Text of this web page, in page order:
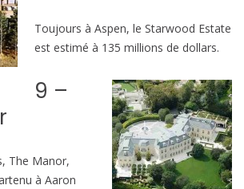
Toujours à Aspen, le Starwood Estate
est estimé à 135 millions de dollars.
9 –
The Manor,
à Aaron